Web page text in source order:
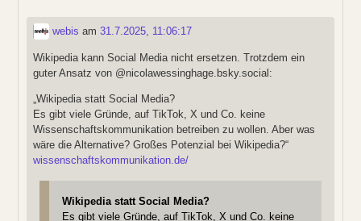
webis am31.7.2025, 11:06:17
Wikipedia kann Social Media nicht ersetzen. Trotzdem ein
guter Ansatz von @nicolawessinghage.bsky.social:
„Wikipedia statt Social Media?
Es gibt viele Gründe, auf TikTok, X und Co. keine
Wissenschaftskommunikation betreiben zu wollen. Aber was
wäre die Alternative? Großes Potenzial bei Wikipedia?“
wissenschaftskommunikation.de/
Wikipedia statt Social Media?
Es gibt viele Gründe, auf TikTok, X und Co. keine